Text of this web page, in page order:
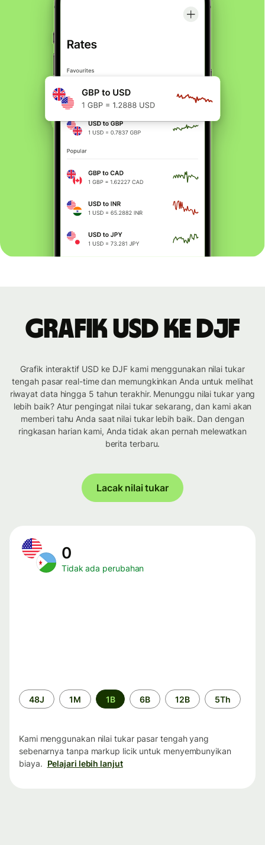
Grafik USD ke DJF
Grafik interaktif USD ke DJF kami menggunakan nilai tukar
tengah pasar real-time dan memungkinkan Anda untuk melihat
riwayat data hingga 5 tahun terakhir. Menunggu nilai tukar yang
lebih baik? Atur pengingat nilai tukar sekarang, dan kami akan
memberi tahu Anda saat nilai tukar lebih baik. Dan dengan
ringkasan harian kami, Anda tidak akan pernah melewatkan
berita terbaru.
Lacak nilai tukar
0
Tidak ada perubahan
Periode
waktu
48J 1M 1B 6B 12B 5Th
Kami menggunakan nilai tukar pasar tengah yang
sebenarnya tanpa markup licik untuk menyembunyikan
biaya. Pelajari lebih lanjut